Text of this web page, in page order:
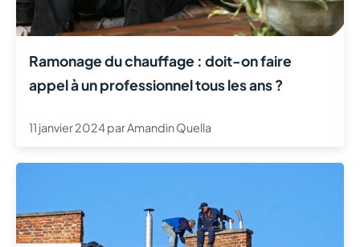
Ramonage du chauffage : doit-on faire
appel à un professionnel tous les ans ?
11 janvier 2024parAmandin Quella